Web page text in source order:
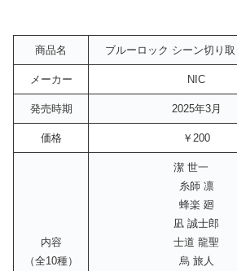
商品名 ブルーロック シーン切り
メーカー NIC
発売時期 2025年3月
価格 ￥200
内容
（全10種）
潔 世一
糸師 凛
蜂楽 廻
凪 誠士郎
士道 龍聖
烏 旅人